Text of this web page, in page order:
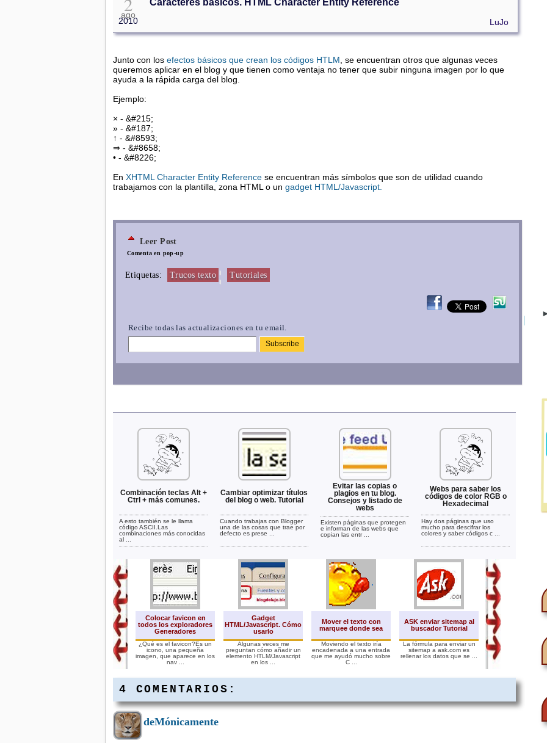
ago
2010
Caracteres básicos. HTML Character Entity Reference
LuJo
Junto con los efectos básicos que crean los códigos HTLM , se encuentran otros que algunas veces
queremos aplicar en el blog y que tienen como ventaja no tener que subir ninguna imagen por lo que
ayuda a la rápida carga del blog.
Ejemplo:
× - &#215;
» - &#187;
↑ - &#8593;
⇒ - &#8658;
• - &#8226;
En XHTML Character Entity Reference se encuentran más símbolos que son de utilidad cuando
trabajamos con la plantilla, zona HTML o un gadget HTML/Javascript.
Leer Post
Comenta en pop-up
Etiquetas: Trucos texto ¦ Tutoriales
Recibe todas las actualizaciones en tu email.
Combinación teclas Alt +
Ctrl + más comunes.
A esto también se le llama
código ASCII.Las
combinaciones más conocidas
al ...
Cambiar optimizar títulos
del blog o web. Tutorial
Cuando trabajas con Blogger
una de las cosas que trae por
defecto es prese ...
Evitar las copias o
plagios en tu blog.
Consejos y listado de
webs
Existen páginas que protegen
e informan de las webs que
copian las entr ...
Webs para saber los
códigos de color RGB o
Hexadecimal
Hay dos páginas que uso
mucho para descifrar los
colores y saber códigos c ...
Colocar favicon en
todos los exploradores
Generadores
¿Qué es el favicon?Es un
icono, una pequeña
imagen, que aparece en los
nav ...
Gadget
HTML/Javascript. Cómo
usarlo
Algunas veces me
preguntan cómo añadir un
elemento HTLM/Javascript
en los ...
Mover el texto con
marquee donde sea
Moviendo el texto iría
encadenada a una entrada
que me ayudó mucho sobre
C ...
ASK enviar sitemap al
buscador Tutorial
La fórmula para enviar un
sitemap a ask.com es
rellenar los datos que se ...
Seguidores en
Como cambiar
predeterminados
El gadget de
que pone a
disposición el sr.
con botón abrir / cerrar
4 COMENTARIOS:
deMónicamente